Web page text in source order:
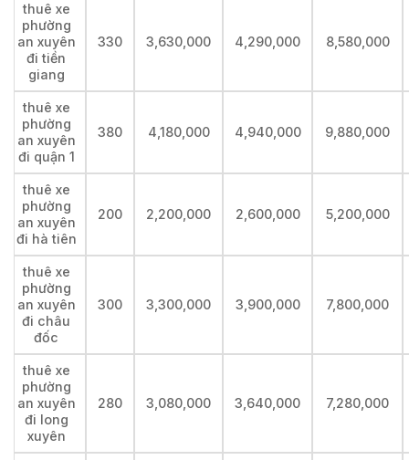
thuê xe
phường
an xuyên
đi tiền
giang
330 3,630,000 4,290,000 8,580,000
thuê xe
phường
an xuyên
đi quận 1
380 4,180,000 4,940,000 9,880,000
thuê xe
phường
an xuyên
đi hà tiên
200 2,200,000 2,600,000 5,200,000
thuê xe
phường
an xuyên
đi châu
đốc
300 3,300,000 3,900,000 7,800,000
thuê xe
phường
an xuyên
đi long
xuyên
280 3,080,000 3,640,000 7,280,000